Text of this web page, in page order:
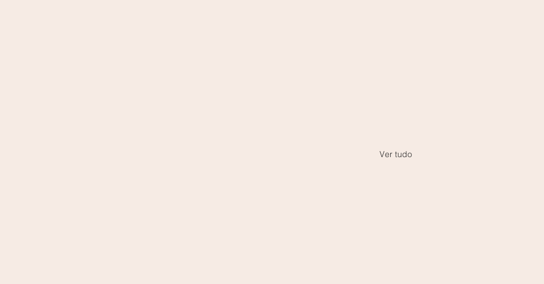
Ver tudo